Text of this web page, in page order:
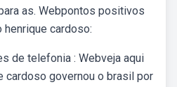
as. Webpontos positivos
cardoso:
de telefonia : Webveja aqui
cardoso governou o brasil por